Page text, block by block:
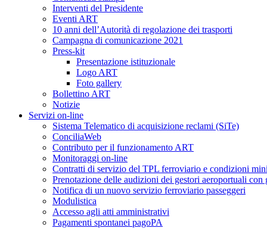
Interventi del Presidente
Eventi ART
10 anni dell’Autorità di regolazione dei trasporti
Campagna di comunicazione 2021
Press-kit
Presentazione istituzionale
Logo ART
Foto gallery
Bollettino ART
Notizie
Servizi on-line
Sistema Telematico di acquisizione reclami (SiTe)
ConciliaWeb
Contributo per il funzionamento ART
Monitoraggi on-line
Contratti di servizio del TPL ferroviario e condizioni
Prenotazione delle audizioni dei gestori aeroportuali con
Notifica di un nuovo servizio ferroviario passeggeri
Modulistica
Accesso agli atti amministrativi
Pagamenti spontanei pagoPA